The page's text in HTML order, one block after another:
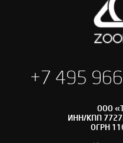
+7 495
ООО
ИНН/КПП
ОГРН